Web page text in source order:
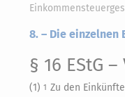
8. – Die einzelnen
§ 16 EStG –
(1) 1 Zu den